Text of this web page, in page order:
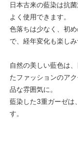
日本古来の藍染は抗
よく使用できます。
色落ちは少なく、初
で、経年変化も楽し
自然の美しい藍色は
たファッションのア
品な雰囲気に。
藍染した3重ガーゼは
す。